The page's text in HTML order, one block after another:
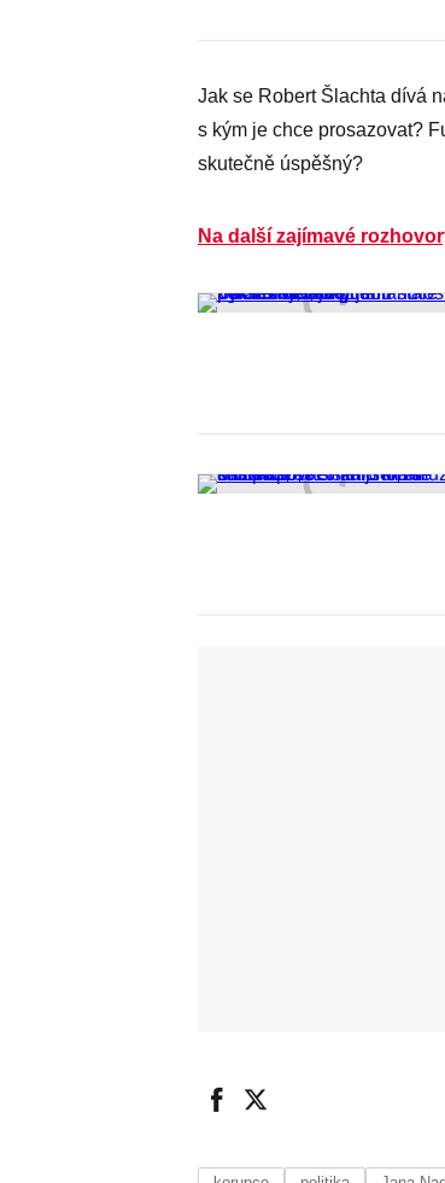
Jak se Robert Šlachta dívá
s kým je chce prosazovat?
skutečně úspěšný?
Na další zajímavé